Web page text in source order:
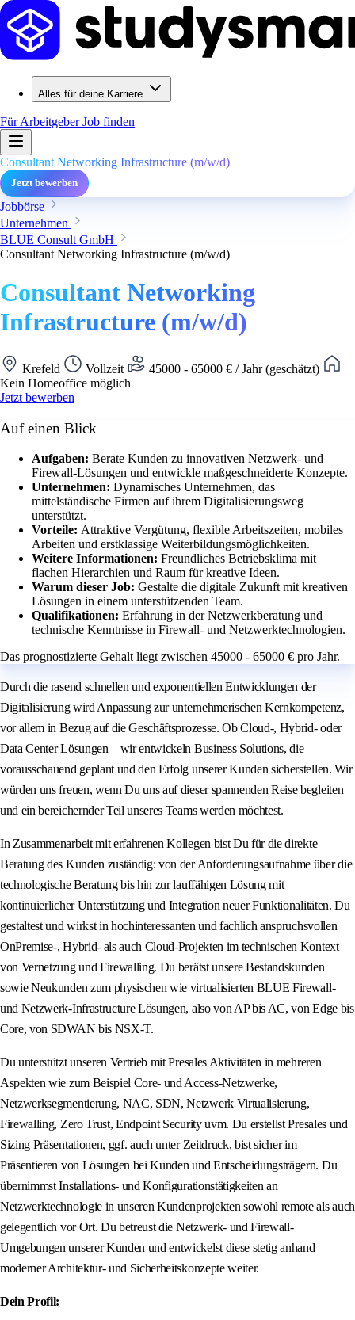
Alles für deine Karriere
Für ArbeitgeberJob finden
Consultant Networking Infrastructure (m/w/d)
Jetzt bewerben
Jobbörse
Unternehmen
BLUE Consult GmbH
Consultant Networking Infrastructure (m/w/d)
Consultant Networking
Infrastructure (m/w/d)
Krefeld Vollzeit
45000 - 65000 € / Jahr (geschätzt)
Kein Homeoffice möglich
Jetzt bewerben
Auf einen Blick
Aufgaben: Berate Kunden zu innovativen Netzwerk- und
Firewall-Lösungen und entwickle maßgeschneiderte Konzepte.
Unternehmen: Dynamisches Unternehmen, das
mittelständische Firmen auf ihrem Digitalisierungsweg
unterstützt.
Vorteile: Attraktive Vergütung, flexible Arbeitszeiten, mobiles
Arbeiten und erstklassige Weiterbildungsmöglichkeiten.
Weitere Informationen: Freundliches Betriebsklima mit
flachen Hierarchien und Raum für kreative Ideen.
Warum dieser Job: Gestalte die digitale Zukunft mit kreativen
Lösungen in einem unterstützenden Team.
Qualifikationen: Erfahrung in der Netzwerkberatung und
technische Kenntnisse in Firewall- und Netzwerktechnologien.
Das prognostizierte Gehalt liegt zwischen 45000 - 65000 € pro Jahr.
Durch die rasend schnellen und exponentiellen Entwicklungen der
Digitalisierung wird Anpassung zur unternehmerischen Kernkompetenz,
vor allem in Bezug auf die Geschäftsprozesse. Ob Cloud-, Hybrid- oder
Data Center Lösungen – wir entwickeln Business Solutions, die
vorausschauend geplant und den Erfolg unserer Kunden sicherstellen. Wir
würden uns freuen, wenn Du uns auf dieser spannenden Reise begleiten
und ein bereichernder Teil unseres Teams werden möchtest.
In Zusammenarbeit mit erfahrenen Kollegen bist Du für die direkte
Beratung des Kunden zuständig: von der Anforderungsaufnahme über die
technologische Beratung bis hin zur lauffähigen Lösung mit
kontinuierlicher Unterstützung und Integration neuer Funktionalitäten. Du
gestaltest und wirkst in hochinteressanten und fachlich anspruchsvollen
OnPremise-, Hybrid- als auch Cloud-Projekten im technischen Kontext
von Vernetzung und Firewalling. Du berätst unsere Bestandskunden
sowie Neukunden zum physischen wie virtualisierten BLUE Firewall-
und Netzwerk-Infrastructure Lösungen, also von AP bis AC, von Edge bis
Core, von SDWAN bis NSX-T.
Du unterstützt unseren Vertrieb mit Presales Aktivitäten in mehreren
Aspekten wie zum Beispiel Core- und Access-Netzwerke,
Netzwerksegmentierung, NAC, SDN, Netzwerk Virtualisierung,
Firewalling, Zero Trust, Endpoint Security uvm. Du erstellst Presales und
Sizing Präsentationen, ggf. auch unter Zeitdruck, bist sicher im
Präsentieren von Lösungen bei Kunden und Entscheidungsträgern. Du
übernimmst Installations- und Konfigurationstätigkeiten an
Netzwerktechnologie in unseren Kundenprojekten sowohl remote als auch
gelegentlich vor Ort. Du betreust die Netzwerk- und Firewall-
Umgebungen unserer Kunden und entwickelst diese stetig anhand
moderner Architektur- und Sicherheitskonzepte weiter.
Dein Profil: